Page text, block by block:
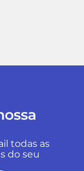
todas as
do seu